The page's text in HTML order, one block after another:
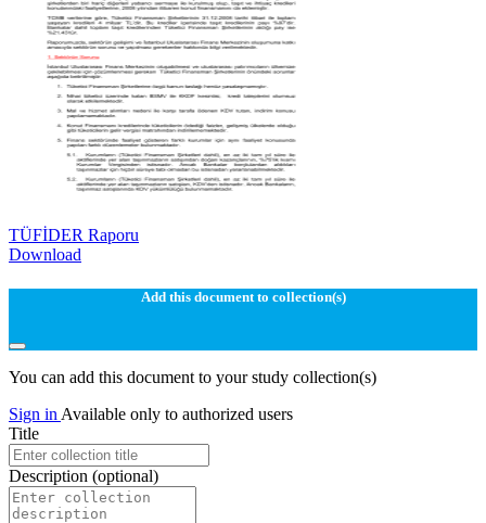
TÜFİDER Raporu
Download
Add this document to collection(s)
You can add this document to your study collection(s)
Sign in Available only to authorized users
Title
Description (optional)